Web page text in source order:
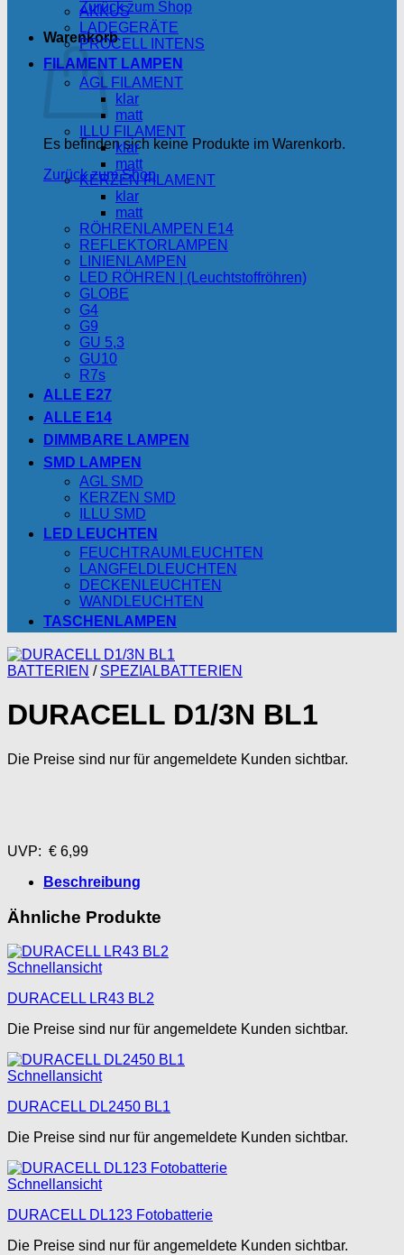
Zurück zum Shop
Warenkorb
Es befinden sich keine Produkte im Warenkorb.
Zurück zum Shop
AKKUS
LADEGERÄTE
PROCELL INTENS
FILAMENT LAMPEN
AGL FILAMENT
klar
matt
ILLU FILAMENT
klar
matt
KERZEN FILAMENT
klar
matt
RÖHRENLAMPEN E14
REFLEKTORLAMPEN
LINIENLAMPEN
LED RÖHREN | (Leuchtstoffröhren)
GLOBE
G4
G9
GU 5,3
GU10
R7s
ALLE E27
ALLE E14
DIMMBARE LAMPEN
SMD LAMPEN
AGL SMD
KERZEN SMD
ILLU SMD
LED LEUCHTEN
FEUCHTRAUMLEUCHTEN
LANGFELDLEUCHTEN
DECKENLEUCHTEN
WANDLEUCHTEN
TASCHENLAMPEN
BATTERIEN / SPEZIALBATTERIEN
DURACELL D1/3N BL1
Die Preise sind nur für angemeldete Kunden sichtbar.
UVP: € 6,99
Beschreibung
Ähnliche Produkte
Schnellansicht
DURACELL LR43 BL2
Die Preise sind nur für angemeldete Kunden sichtbar.
Schnellansicht
DURACELL DL2450 BL1
Die Preise sind nur für angemeldete Kunden sichtbar.
Schnellansicht
DURACELL DL123 Fotobatterie
Die Preise sind nur für angemeldete Kunden sichtbar.